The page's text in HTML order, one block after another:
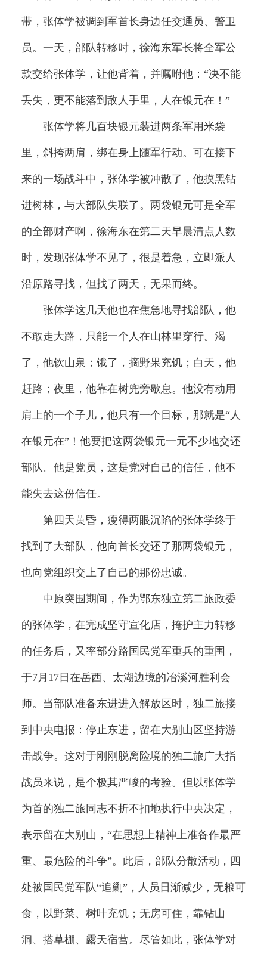
带，张体学被调到军首长身边任交通员、警卫
员。一天，部队转移时，徐海东军长将全军公
款交给张体学，让他背着，并嘱咐他：“决不能
丢失，更不能落到敌人手里，人在银元在！”
张体学将几百块银元装进两条军用米袋
里，斜挎两肩，绑在身上随军行动。可在接下
来的一场战斗中，张体学被冲散了，他摸黑钻
进树林，与大部队失联了。两袋银元可是全军
的全部财产啊，徐海东在第二天早晨清点人数
时，发现张体学不见了，很是着急，立即派人
沿原路寻找，但找了两天，无果而终。
张体学这几天他也在焦急地寻找部队，他
不敢走大路，只能一个人在山林里穿行。渴
了，他饮山泉；饿了，摘野果充饥；白天，他
赶路；夜里，他靠在树兜旁歇息。他没有动用
肩上的一个子儿，他只有一个目标，那就是“人
在银元在”！他要把这两袋银元一元不少地交还
部队。他是党员，这是党对自己的信任，他不
能失去这份信任。
第四天黄昏，瘦得两眼沉陷的张体学终于
找到了大部队，他向首长交还了那两袋银元，
也向党组织交上了自己的那份忠诚。
中原突围期间，作为鄂东独立第二旅政委
的张体学，在完成坚守宣化店，掩护主力转移
的任务后，又率部分路国民党军重兵的重围，
于7月17日在岳西、太湖边境的冶溪河胜利会
师。当部队准备东进进入解放区时，独二旅接
到中央电报：停止东进，留在大别山区坚持游
击战争。这对于刚刚脱离险境的独二旅广大指
战员来说，是个极其严峻的考验。但以张体学
为首的独二旅同志不折不扣地执行中央决定，
表示留在大别山，“在思想上精神上准备作最严
重、最危险的斗争”。此后，部队分散活动，四
处被国民党军队“追剿”，人员日渐减少，无粮可
食，以野菜、树叶充饥；无房可住，靠钻山
洞、搭草棚、露天宿营。尽管如此，张体学对